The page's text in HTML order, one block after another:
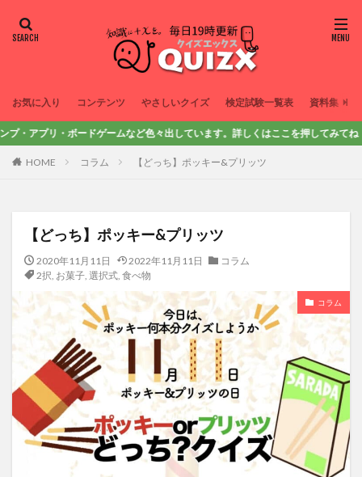
お気に入り コンテンツ やさしいクイズ 検定試験一覧表 資料集
ームなど色々出しています。詳しくはここを押してみてね！
HOME コラム 【どっち】ポッキー&プリッツ
【どっち】ポッキー&プリッツ
2020年11月11日 2022年11月11日
コラム
2択, お菓子, 選択式, 食べ物
コラム